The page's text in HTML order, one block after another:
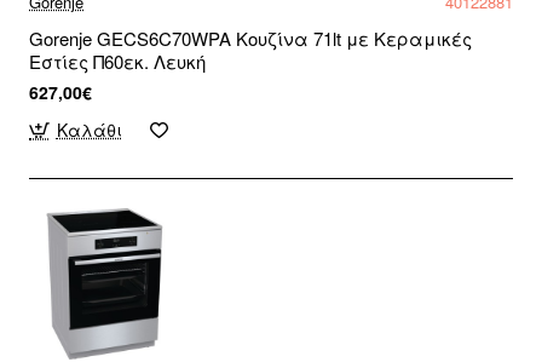
Gorenje GECS6C70WPA Κουζίνα 71lt με Κεραμικές
Εστίες Π60εκ. Λευκή
627,00€
Καλάθι